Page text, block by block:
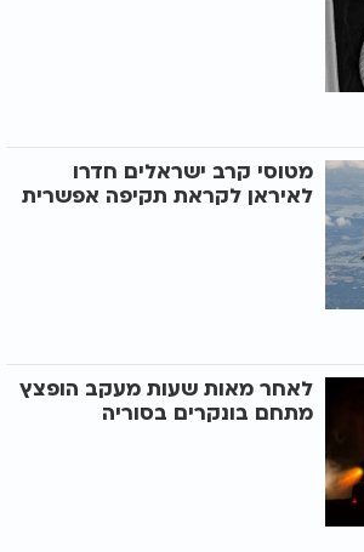
מטוסי קרב ישראלים חדרו
לאיראן לקראת תקיפה אפשרית
לאחר מאות שעות מעקב הופצץ
מתחם בונקרים בסוריה